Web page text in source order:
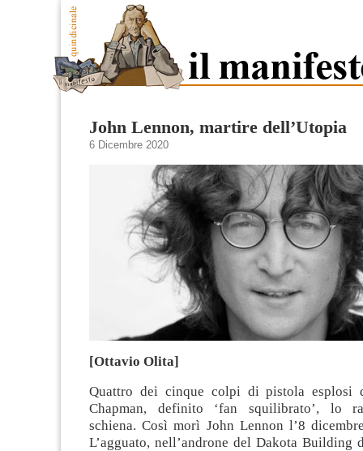
John Lennon, martire dell’Utopia
6 Dicembre 2020
[Ottavio Olita]
Quattro dei cinque colpi di pistola esplosi
Chapman, definito ‘fan squilibrato’, lo
schiena. Così morì John Lennon l’8
L’agguato, nell’androne del Dakota Building